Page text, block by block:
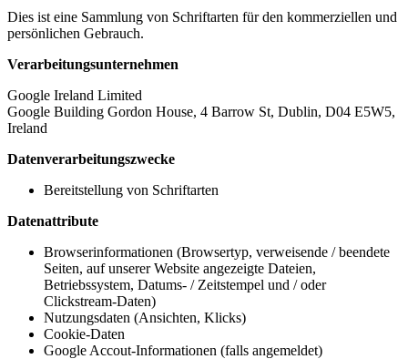
Dies ist eine Sammlung von Schriftarten für den kommerziellen und
persönlichen Gebrauch.
Verarbeitungsunternehmen
Google Ireland Limited
Google Building Gordon House, 4 Barrow St, Dublin, D04 E5W5,
Ireland
Datenverarbeitungszwecke
Bereitstellung von Schriftarten
Datenattribute
Browserinformationen (Browsertyp, verweisende / beendete
Seiten, auf unserer Website angezeigte Dateien,
Betriebssystem, Datums- / Zeitstempel und / oder
Clickstream-Daten)
Nutzungsdaten (Ansichten, Klicks)
Cookie-Daten
Google Accout-Informationen (falls angemeldet)